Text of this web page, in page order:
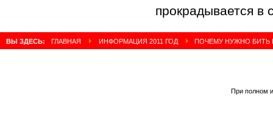
прокрадывается в
ВЫ ЗДЕСЬ: ГЛАВНАЯ ИНФОРМАЦИЯ 2011 ГОД ПОЧЕМУ НУЖНО БИТЬ
При полном